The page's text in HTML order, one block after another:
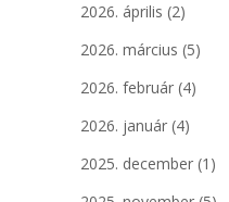
2026. április (2)
2026. március (5)
2026. február (4)
2026. január (4)
2025. december (1)